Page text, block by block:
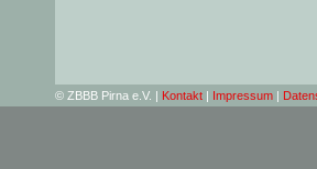
© ZBBB Pirna e.V. | Kontakt | Impressum |